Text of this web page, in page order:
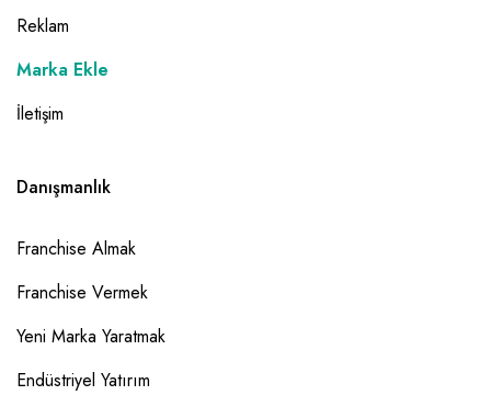
Reklam
Marka Ekle
İletişim
Danışmanlık
Franchise Almak
Franchise Vermek
Yeni Marka Yaratmak
Endüstriyel Yatırım